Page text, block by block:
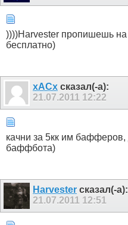
))))Harvester пропишешь
бесплатно)
xACx сказал(-а):
21.07.2011 12:22
качни за 5кк им бафферов,
баффбота)
Harvester сказал(-а):
21.07.2011 12:51